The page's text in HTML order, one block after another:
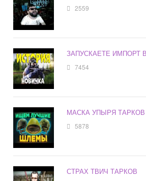
2559
ЗАПУСКАЕТЕ ИМПОРТ
7454
МАСКА УПЫРЯ ТАРКОВ
5878
СТРАХ ТВИЧ ТАРКОВ